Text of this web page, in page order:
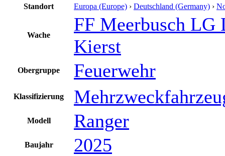
Standort Europa (Europe) › Deutschland (Germany) ›
Wache
FF Meerbusch LG
Kierst
Obergruppe Feuerwehr
Klassifizierung
Modell Ranger
Baujahr 2025